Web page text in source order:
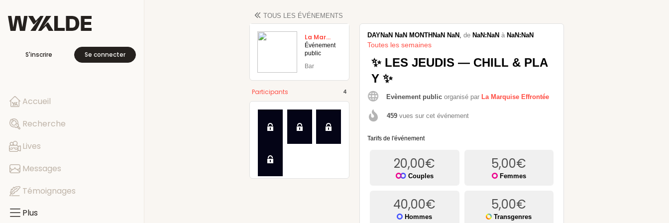
S'inscrire Se connecter
Accueil
Recherche
Lives
Messages
Témoignages
Plus
TOUS LES ÉVÉNEMENTS
La Marquise Effrontée
Événement
public
Bar
4
Participants
DAYNaN NaN MONTHNaN NaN ,de NaN:NaN à NaN:NaN
Toutes les semaines
✨ LES JEUDIS — CHILL & PLA
Y ✨
Evènement public organisé par La Marquise Effrontée
459 vues sur cet événement
Tarifs de l'événement
20,00€
Couples
5,00€
Femmes
40,00€
Hommes
5,00€
Transgenres